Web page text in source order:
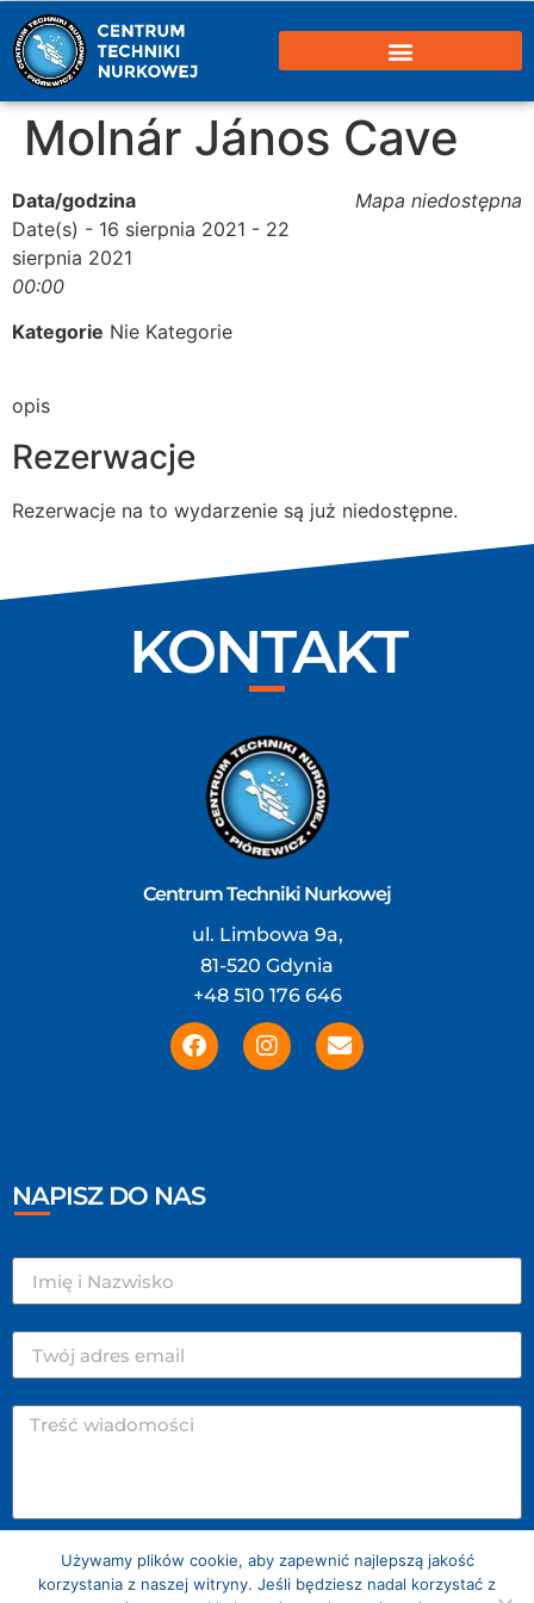
Molnár János Cave
Mapa niedostępna
Data/godzina
Date(s) - 16 sierpnia 2021 - 22
sierpnia 2021
00:00
Kategorie Nie Kategorie
opis
Rezerwacje
Rezerwacje na to wydarzenie są już niedostępne.
KONTAKT
Centrum Techniki Nurkowej
ul. Limbowa 9a,
81-520 Gdynia
+48 510 176 646
NAPISZ DO NAS
WYŚLIJ
Używamy plików cookie, aby zapewnić najlepszą jakość
korzystania z naszej witryny. Jeśli będziesz nadal korzystać z